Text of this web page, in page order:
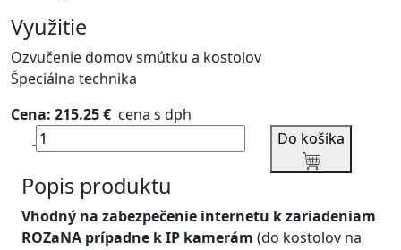
Využitie
Ozvučenie domov smútku a kostolov
Špeciálna technika
Cena: 215.25 € cena s dph
Do košíka
Popis produktu
Vhodný na zabezpečenie internetu k zariadeniam
ROZaNA prípadne k IP kamerám (do kostolov na